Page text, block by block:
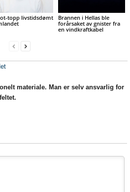
topp livstidsdømt
Brannen i Hellas ble
forårsaket av gnister fra
en vindkraftkabel
materiale. Man er selv ansvarlig for